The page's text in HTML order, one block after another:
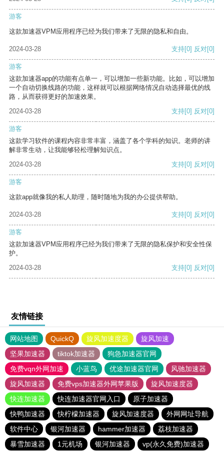
游客
这款加速器VPM应用程序已经为我们带来了无限的隐私和自由。
2024-03-28 支持[0] 反对[0]
游客
这款加速器app的功能有点单一，可以增加一些新功能。比如，可以增加
一个自动切换线路的功能，这样就可以根据网络情况自动选择最优的线
路，从而获得更好的加速效果。
2024-03-28
支持[0] 反对[0]
游客
这款学习软件的课程内容非常丰富，涵盖了各个学科的知识。老师的讲
解非常生动，让我能够轻松理解知识点。
2024-03-28
支持[0] 反对[0]
游客
这款app就像我的私人助理，随时随地为我的办公提供帮助。
2024-03-28 支持[0] 反对[0]
游客
这款加速器VPM应用程序已经为我们带来了无限的隐私保护和安全性保
护。
2024-03-28
支持[0] 反对[0]
友情链接
网站地图 QuickQ 旋风加速度器
旋风加速
坚果加速器
tiktok加速器
狗急加速器官网
免费vqn外网加速
小蓝鸟 优途加速器官网
风驰加速器
旋风加速器
免费vps加速器外网苹果版
旋风加速度器
快连加速器
快连加速器官网入口
原子加速器
快鸭加速器
快柠檬加速器 旋风加速度器
外网网址导航
软件中心
银河加速器 hammer加速器
荔枝加速器
暴雪加速器
1元机场 银河加速器 vp(永久免费)加速器